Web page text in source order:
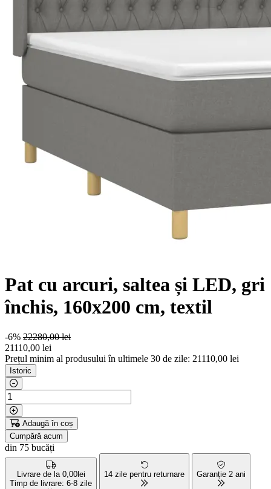
Pat cu arcuri, saltea și LED, gri
închis, 160x200 cm, textil
-6% 22280,00 lei
21110,00 lei
Prețul minim al produsului în ultimele 30 de zile: 21110,00 lei
Istoric
Adaugă în coș
Cumpără acum
din 75 bucăți
Livrare de la 0,00lei
Timp de livrare: 6-8 zile
14 zile pentru returnare Garanție 2 ani